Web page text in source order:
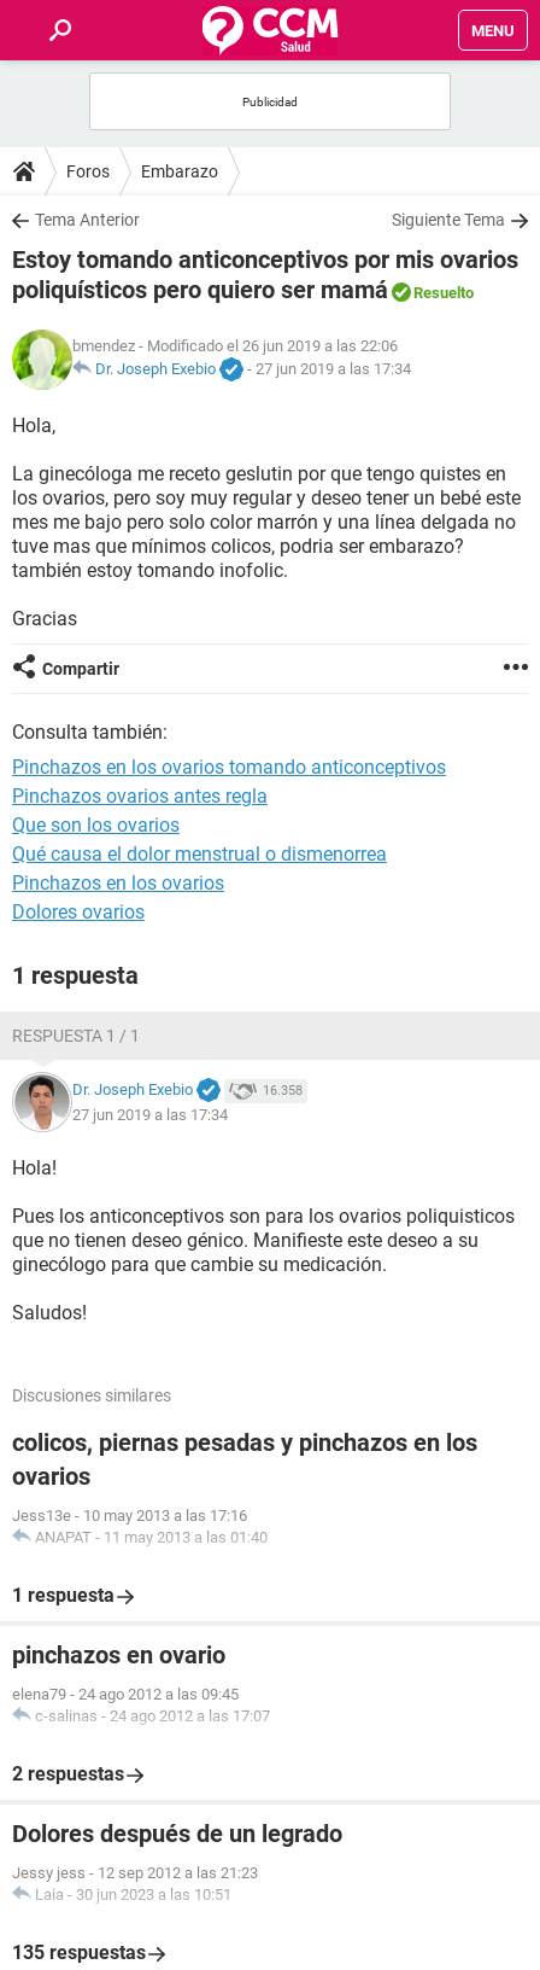
MENU
FOROS
SALUD
FAMILIA
NUTRICIÓN
SEXUALIDAD
GLOSARIO
Foros Embarazo
Tema Anterior Siguiente Tema
Estoy tomando anticonceptivos por mis ovarios
poliquísticos pero quiero ser mamá
Resuelto
bmendez - Modificado el 26 jun 2019 a las 22:06
Dr. Joseph Exebio
- 27 jun 2019 a las 17:34
Hola,
La ginecóloga me receto geslutin por que tengo quistes en
los ovarios, pero soy muy regular y deseo tener un bebé este
mes me bajo pero solo color marrón y una línea delgada no
tuve mas que mínimos colicos, podria ser embarazo?
también estoy tomando inofolic.
Gracias
Compartir
Consulta también:
Pinchazos en los ovarios tomando anticonceptivos
Pinchazos ovarios antes regla
Que son los ovarios
Qué causa el dolor menstrual o dismenorrea
Pinchazos en los ovarios
Dolores ovarios
1 respuesta
RESPUESTA 1 / 1
Dr. Joseph Exebio 16.358
27 jun 2019 a las 17:34
Hola!
Pues los anticonceptivos son para los ovarios poliquisticos
que no tienen deseo génico. Manifieste este deseo a su
ginecólogo para que cambie su medicación.
Saludos!
Discusiones similares
colicos, piernas pesadas y pinchazos en los
ovarios
Jess13e - 10 may 2013 a las 17:16
ANAPAT - 11 may 2013 a las 01:40
1 respuesta
pinchazos en ovario
elena79 - 24 ago 2012 a las 09:45
c-salinas - 24 ago 2012 a las 17:07
2 respuestas
Dolores después de un legrado
Jessy jess - 12 sep 2012 a las 21:23
Laia - 30 jun 2023 a las 10:51
135 respuestas